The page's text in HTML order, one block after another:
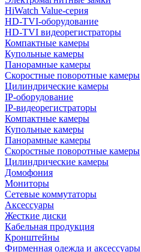
HiWatch Value-серия
HD-TVI-оборудование
HD-TVI видеорегистраторы
Компактные камеры
Купольные камеры
Панорамные камеры
Скоростные поворотные камеры
Цилиндрические камеры
IP-оборудование
IP-видеорегистраторы
Компактные камеры
Купольные камеры
Панорамные камеры
Скоростные поворотные камеры
Цилиндрические камеры
Домофония
Мониторы
Сетевые коммутаторы
Аксессуары
Жесткие диски
Кабельная продукция
Кронштейны
Фирменная одежда и аксессуары